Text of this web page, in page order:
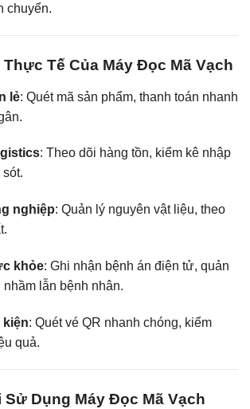
chuyển.
Tế Của Máy Đọc Mã Vạch
lẻ: Quét mã sản phẩm, thanh toán nhanh
: Theo dõi hàng tồn, kiểm kê nhập
nghiệp: Quản lý nguyên vật liệu, theo
khỏe: Ghi nhận bệnh án điện tử, quản
nhầm lẫn bệnh nhân.
kiện: Quét vé QR nhanh chóng, kiểm
quả.
Sử Dụng Máy Đọc Mã Vạch